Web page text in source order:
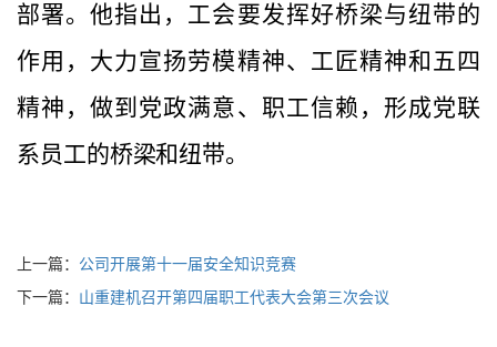
部署。他指出，工会要发挥好桥梁与纽带的
作用，大力宣扬劳模精神、工匠精神和五四
精神，做到党政满意、职工信赖，形成党联
系员工的桥梁和纽带。
上一篇： 公司开展第十一届安全知识竞赛
下一篇： 山重建机召开第四届职工代表大会第三次会议